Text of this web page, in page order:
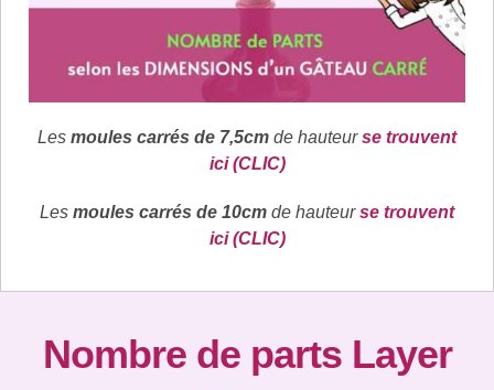
Les moules carrés de 7,5cm de hauteurse trouvent
ici (CLIC)
Les moules carrés de 10cm de hauteurse trouvent
ici (CLIC)
Nombre de parts Layer